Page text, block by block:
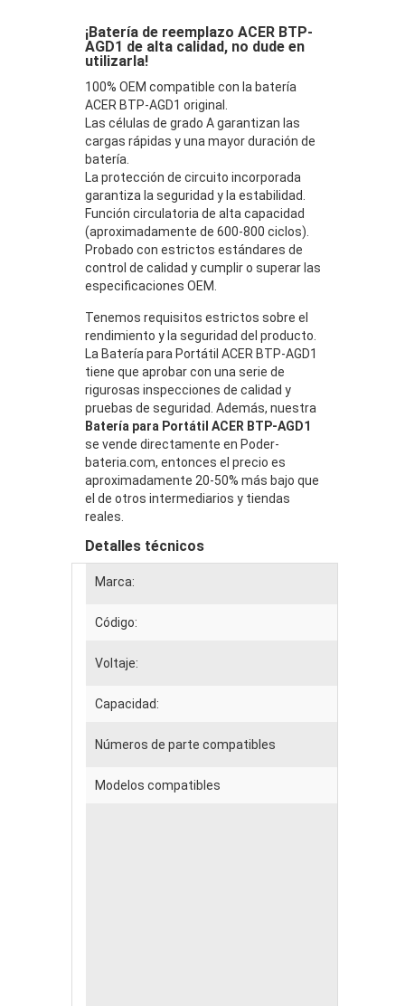
¡Batería de reemplazo ACER BTP-
AGD1 de alta calidad, no dude en
utilizarla!
100% OEM compatible con la batería
ACER BTP-AGD1 original.
Las células de grado A garantizan las
cargas rápidas y una mayor duración de
batería.
La protección de circuito incorporada
garantiza la seguridad y la estabilidad.
Función circulatoria de alta capacidad
(aproximadamente de 600-800 ciclos).
Probado con estrictos estándares de
control de calidad y cumplir o superar las
especificaciones OEM.
Tenemos requisitos estrictos sobre el
rendimiento y la seguridad del producto.
La Batería para Portátil ACER BTP-AGD1
tiene que aprobar con una serie de
rigurosas inspecciones de calidad y
pruebas de seguridad. Además, nuestra
Batería para Portátil ACER BTP-AGD1
se vende directamente en Poder-
bateria.com, entonces el precio es
aproximadamente 20-50% más bajo que
el de otros intermediarios y tiendas
reales.
Detalles técnicos
Marca:
Código:
Voltaje:
Capacidad:
Números de parte compatibles
Modelos compatibles